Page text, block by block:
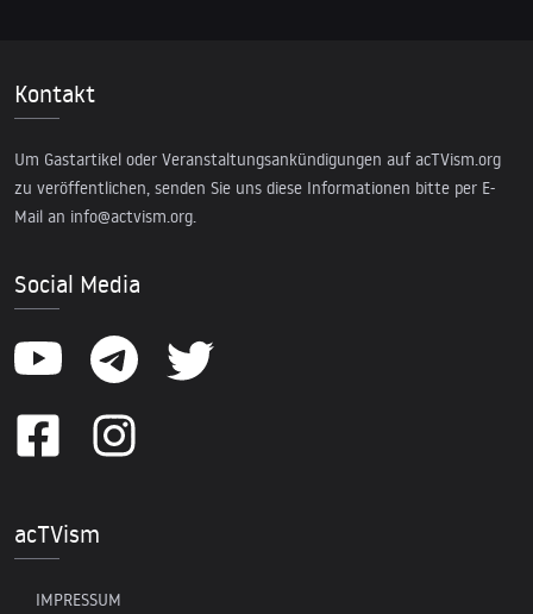
Kontakt
Um Gastartikel oder Veranstaltungsankündigungen auf acTVism.org
zu veröffentlichen, senden Sie uns diese Informationen bitte per E-
Mail an info@actvism.org.
Social Media
acTVism
IMPRESSUM